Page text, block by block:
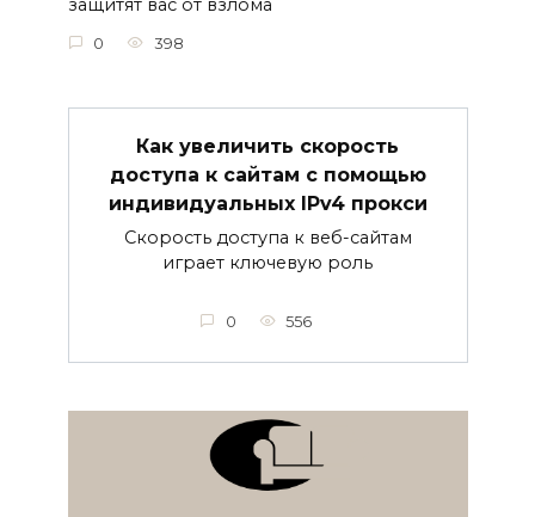
защитят вас от взлома
0 398
Как увеличить скорость
доступа к сайтам с помощью
индивидуальных IPv4 прокси
Скорость доступа к веб-сайтам
играет ключевую роль
0 556